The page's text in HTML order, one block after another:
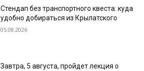
Стендап без транспортного квеста: куда
удобно добираться из Крылатского
05.08.2026
Завтра, 5 августа, пройдет лекция о